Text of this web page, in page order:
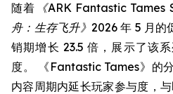
随着 《ARK Fantastic Tames
舟：生存飞升》 2026 年 5 月的
销期增长 23.5 倍，展示了该
度。 《Fantastic Tames》的
内容周期内延长玩家参与度，